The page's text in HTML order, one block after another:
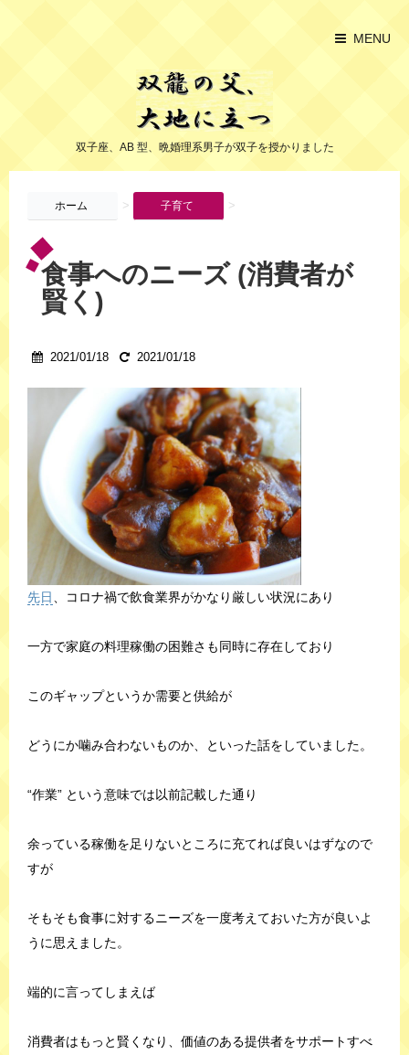
MENU
双子座、AB 型、晩婚理系男子が双子を授かりました
ホーム > 子育て >
食事へのニーズ (消費者が
賢く)
2021/01/18 2021/01/18
先日、コロナ禍で飲食業界がかなり厳しい状況にあり
一方で家庭の料理稼働の困難さも同時に存在しており
このギャップというか需要と供給が
どうにか噛み合わないものか、といった話をしていました。
“作業” という意味では以前記載した通り
余っている稼働を足りないところに充てれば良いはずなので
すが
そもそも食事に対するニーズを一度考えておいた方が良いよ
うに思えました。
端的に言ってしまえば
消費者はもっと賢くなり、価値のある提供者をサポートすべ